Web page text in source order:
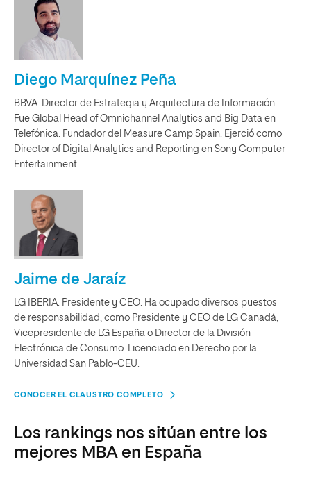
Diego Marquínez Peña
BBVA. Director de Estrategia y Arquitectura de Información.
Fue Global Head of Omnichannel Analytics and Big Data en
Telefónica. Fundador del Measure Camp Spain. Ejerció como
Director of Digital Analytics and Reporting en Sony Computer
Entertainment.
Jaime de Jaraíz
LG IBERIA. Presidente y CEO. Ha ocupado diversos puestos
de responsabilidad, como Presidente y CEO de LG Canadá,
Vicepresidente de LG España o Director de la División
Electrónica de Consumo. Licenciado en Derecho por la
Universidad San Pablo-CEU.
CONOCER EL CLAUSTRO COMPLETO
Los rankings nos sitúan entre los
mejores MBA en España